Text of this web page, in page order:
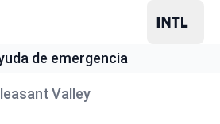
de emergencia
Valley